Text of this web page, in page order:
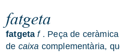
fatgeta
fatgeta f. Peça de
de caixa complementària,